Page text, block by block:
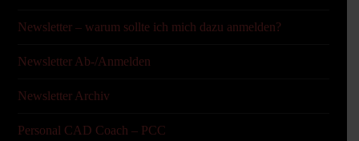
Newsletter – warum sollte ich mich dazu anmelden?
Newsletter Ab-/Anmelden
Newsletter Archiv
Personal CAD Coach – PCC